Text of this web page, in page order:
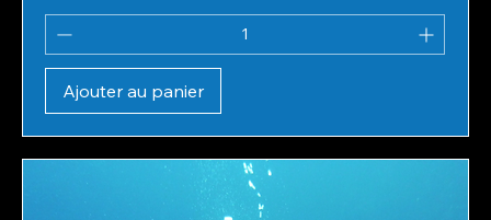
Ajouter au panier